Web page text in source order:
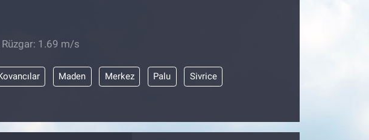
Rüzgar: 1.69 m/s
Maden Merkez Palu Sivrice